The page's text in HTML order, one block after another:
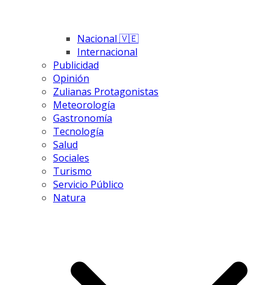
Nacional 🇻🇪
Internacional
Publicidad
Opinión
Zulianas Protagonistas
Meteorología
Gastronomía
Tecnología
Salud
Sociales
Turismo
Servicio Público
Natura